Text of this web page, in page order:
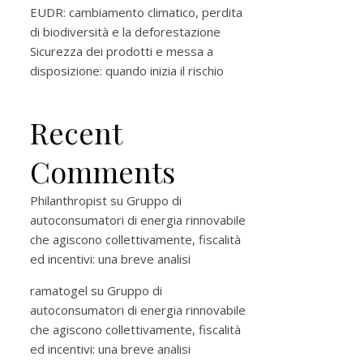
EUDR: cambiamento climatico, perdita
di biodiversità e la deforestazione
Sicurezza dei prodotti e messa a
disposizione: quando inizia il rischio
Recent
Comments
Philanthropist su Gruppo di
autoconsumatori di energia rinnovabile
che agiscono collettivamente, fiscalità
ed incentivi: una breve analisi
ramatogel su Gruppo di
autoconsumatori di energia rinnovabile
che agiscono collettivamente, fiscalità
ed incentivi: una breve analisi